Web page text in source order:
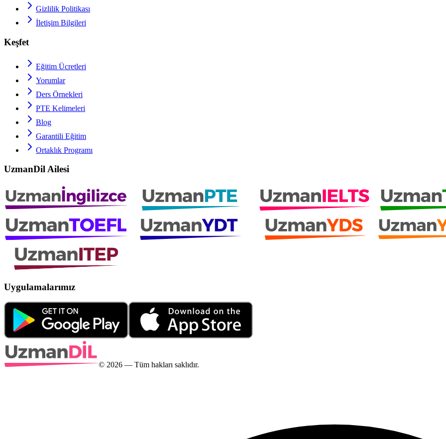
Gizlilik Politikası
İletişim Bilgileri
Keşfet
Eğitim Ücretleri
Yorumlar
Ders Örnekleri
PTE Kelimeleri
Blog
Garantili Eğitim
Ortaklık Programı
UzmanDil Ailesi
Uygulamalarımız
© 2026 — Tüm hakları saklıdır.